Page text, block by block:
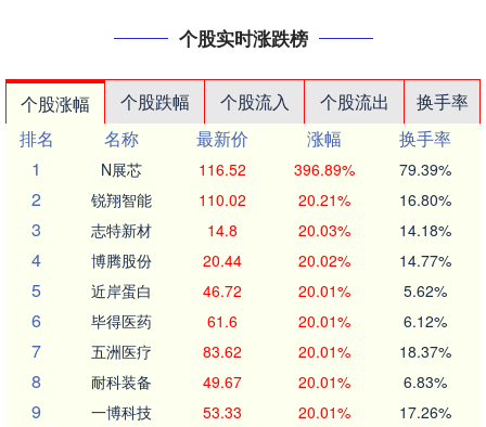
个股实时涨跌榜
个股涨幅 个股跌幅 个股流入 个股流出
换手率
排名
名称 最新价 涨幅
换手率
1
N展芯 116.52 396.89% 79.39%
2 锐翔智能 110.02 20.21% 16.80%
3 志特新材 14.8 20.03% 14.18%
4 博腾股份 20.44 20.02% 14.77%
5 近岸蛋白 46.72 20.01% 5.62%
6 毕得医药 61.6 20.01% 6.12%
7 五洲医疗 83.62 20.01% 18.37%
8 耐科装备 49.67 20.01% 6.83%
9 一博科技 53.33 20.01% 17.26%